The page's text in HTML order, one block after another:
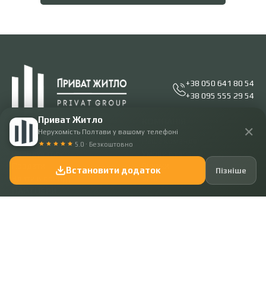
Приват Житло
Нерухомість Полтави у вашому телефоні
5.0 · Безкоштовно
✕
Встановити додаток Пізніше
+38 050 641 80 54
+38 095 555 29 54
ПОСЛУГИ
Купити
Здати в оренду